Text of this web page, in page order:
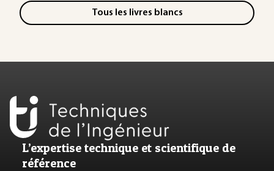
Tous les livres blancs
L’expertise technique et scientifique de
référence